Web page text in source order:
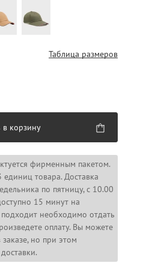
Таблица размеров
в корзину
фирменным пакетом.
товара. Доставка
по пятницу, с 10.00
15 минут на
необходимо отдать
оплату. Вы можете
заказе, но при этом